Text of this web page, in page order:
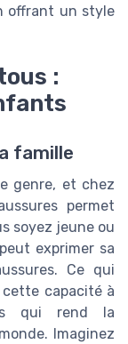
offrant un style
:
famille
genre, et chez
permet
soyez jeune ou
exprimer sa
Ce qui
capacité à
qui rend la
Imaginez